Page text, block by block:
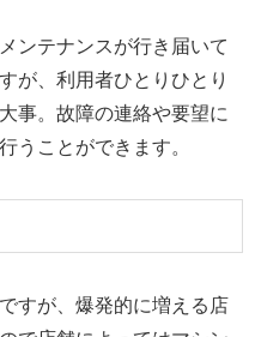
ンテナンスが行き届いて
が、利用者ひとりひとり
事。故障の連絡や要望に
うことができます。
すが、爆発的に増える店